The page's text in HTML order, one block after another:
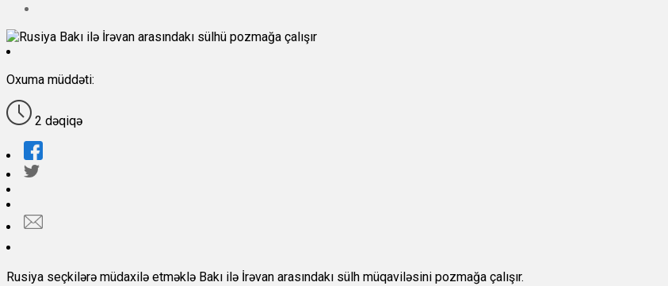
Oxuma müddəti:
2 dəqiqə
Rusiya seçkilərə müdaxilə etməklə Bakı ilə İrəvan arasındakı sülh müqaviləsini pozmağa çalışır.